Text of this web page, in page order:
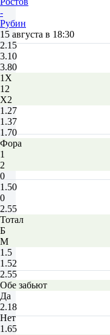
-
Рубин
15 августа в 18:30
2.15
3.10
3.80
1X
12
X2
1.27
1.37
1.70
Фора
1
2
0
1.50
0
2.55
Тотал
Б
М
1.5
1.52
2.55
Обе забьют
Да
2.18
Нет
1.65